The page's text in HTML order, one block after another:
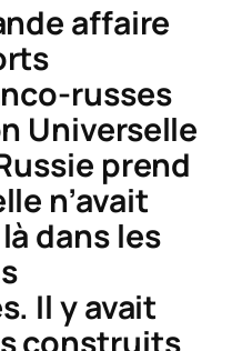
affaire
russes
Universelle
prend
n’avait
dans les
Il y avait